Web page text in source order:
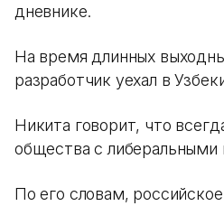
дневнике.
На время длинных
разработчик уехал в
Никита говорит, что
общества с либеральными
По его словам,